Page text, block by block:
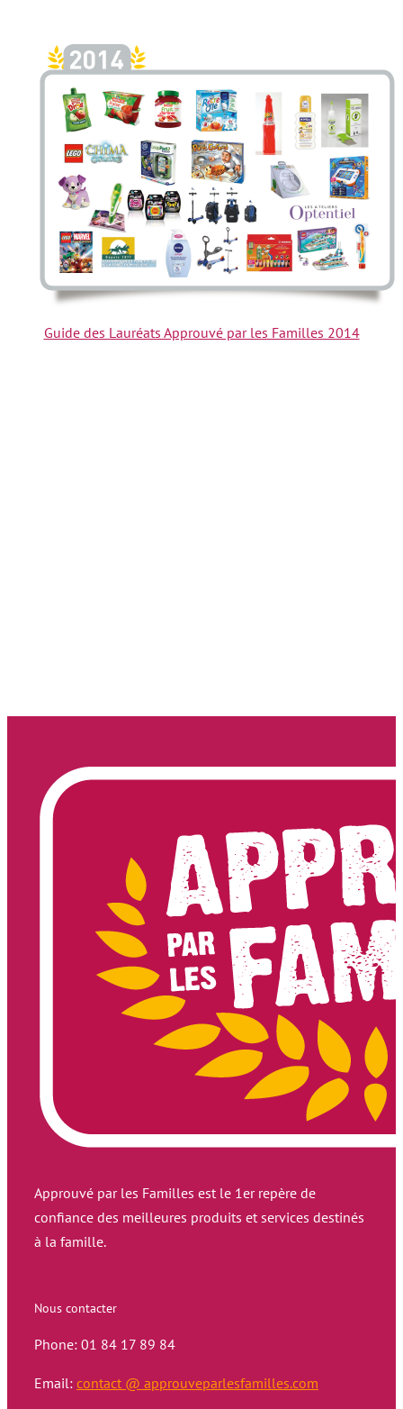
Guide des Lauréats Approuvé par les Familles 2014
Approuvé par les Familles est le 1er repère de
confiance des meilleures produits et services destinés
à la famille.
Nous contacter
Phone: 01 84 17 89 84
Email: contact @ approuveparlesfamilles.com